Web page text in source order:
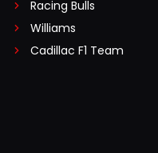
Racing Bulls
Williams
Cadillac F1 Team